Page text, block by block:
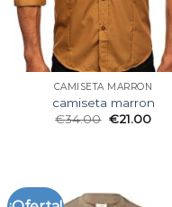
CAMISETA MARRON
camiseta marron
€34.00 €21.00